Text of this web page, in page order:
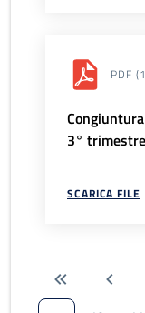
PDF
3°
SCARICA FILE